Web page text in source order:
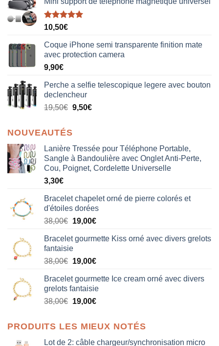
Note5.00
10,50€
Coque iPhone semi transparente finition mate
avec protection camera
9,90€
Perche a selfie telescopique legere avec bouton
declencheur
19,50€ 9,50€
NOUVEAUTÉS
Lanière Tressée pour Téléphone Portable,
Sangle à Bandoulière avec Onglet Anti-Perte,
Cou, Poignet, Cordelette Universelle
3,30€
Bracelet chapelet orné de pierre colorés et
d'étoiles dorées
38,00€ Le
initial
était :
38,00€.
19,00€Le
actuel
19,00€.
Bracelet gourmette Kiss orné avec divers grelots
fantaisie
38,00€ Le
initial
était :
38,00€.
19,00€Le
actuel
est :
19,00€.
Bracelet gourmette Ice cream orné avec divers
grelots fantaisie
38,00€ Le
était :
38,00€.
19,00€Le
est :
19,00€.
PRODUITS LES MIEUX NOTÉS
Lot de 2: câble chargeur/synchronisation micro